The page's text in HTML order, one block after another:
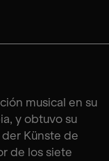
musical en su
y obtuvo su
Künste de
de los siete